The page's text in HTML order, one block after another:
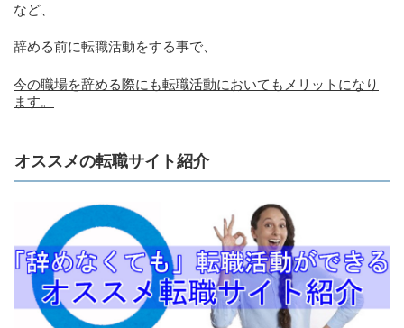
など、
辞める前に転職活動をする事で、
今の職場を辞める際にも転職活動においてもメリットになり
ます。
オススメの転職サイト紹介